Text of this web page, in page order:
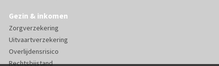
Gezin & inkomen
Zorgverzekering
Uitvaartverzekering
Overlijdensrisico
Rechtsbijstand